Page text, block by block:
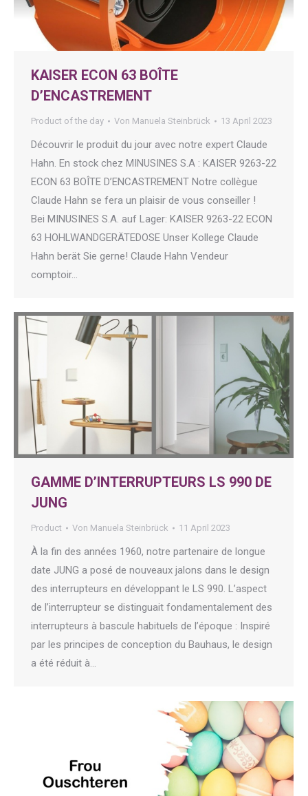
KAISER ECON 63 BOÎTE
D’ENCASTREMENT
Product of the day Von Manuela Steinbrück 13 April 2023
Découvrir le produit du jour avec notre expert Claude
Hahn. En stock chez MINUSINES S.A : KAISER 9263-22
ECON 63 BOÎTE D’ENCASTREMENT Notre collègue
Claude Hahn se fera un plaisir de vous conseiller !
Bei MINUSINES S.A. auf Lager: KAISER 9263-22 ECON
63 HOHLWANDGERÄTEDOSE Unser Kollege Claude
Hahn berät Sie gerne! Claude Hahn Vendeur
comptoir…
GAMME D’INTERRUPTEURS LS 990 DE
JUNG
Product Von Manuela Steinbrück 11 April 2023
À la fin des années 1960, notre partenaire de longue
date JUNG a posé de nouveaux jalons dans le design
des interrupteurs en développant le LS 990. L’aspect
de l’interrupteur se distinguait fondamentalement des
interrupteurs à bascule habituels de l’époque : Inspiré
par les principes de conception du Bauhaus, le design
a été réduit à…